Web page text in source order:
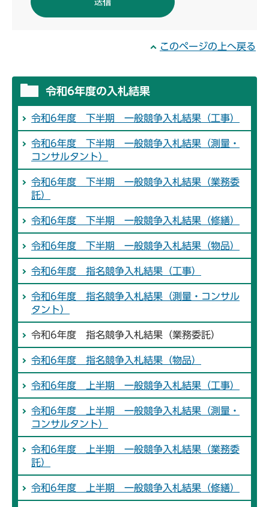
このページの上へ戻る
令和6年度の入札結果
令和6年度 下半期 一般競争入札結果（工事）
令和6年度 下半期 一般競争入札結果（測量・
コンサルタント）
令和6年度 下半期 一般競争入札結果（業務委
託）
令和6年度 下半期 一般競争入札結果（修繕）
令和6年度 下半期 一般競争入札結果（物品）
令和6年度 指名競争入札結果（工事）
令和6年度 指名競争入札結果（測量・コンサル
タント）
令和6年度 指名競争入札結果（業務委託）
令和6年度 指名競争入札結果（物品）
令和6年度 上半期 一般競争入札結果（工事）
令和6年度 上半期 一般競争入札結果（測量・
コンサルタント）
令和6年度 上半期 一般競争入札結果（業務委
託）
令和6年度 上半期 一般競争入札結果（修繕）